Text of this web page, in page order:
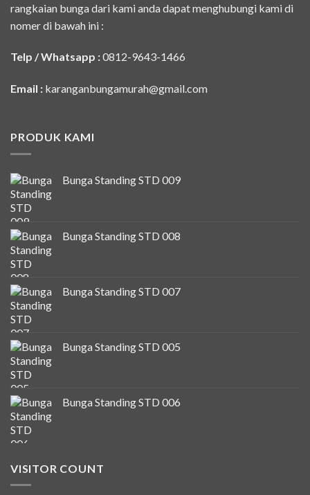
rangkaian bunga dari kami anda dapat menghubungi kami di
nomer di bawah ini :
Telp / Whatsapp :0812-9643-1466
Email : karanganbungamurah@gmail.com
PRODUK KAMI
Bunga Standing STD 009
Bunga Standing STD 008
Bunga Standing STD 007
Bunga Standing STD 005
Bunga Standing STD 006
VISITOR COUNT